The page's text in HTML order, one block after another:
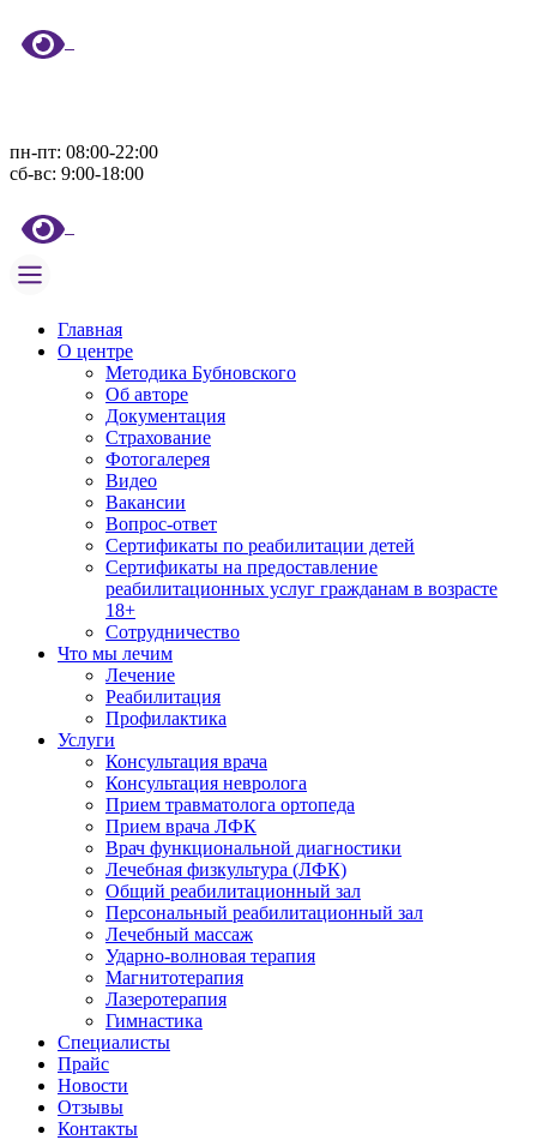
пн-пт: 08:00-22:00
сб-вс: 9:00-18:00
Главная
О центре
Методика Бубновского
Об авторе
Документация
Страхование
Фотогалерея
Видео
Вакансии
Вопрос-ответ
Сертификаты по реабилитации детей
Сертификаты на предоставление
реабилитационных услуг гражданам в возрасте
18+
Сотрудничество
Что мы лечим
Лечение
Реабилитация
Профилактика
Услуги
Консультация врача
Консультация невролога
Прием травматолога ортопеда
Прием врача ЛФК
Врач функциональной диагностики
Лечебная физкультура (ЛФК)
Общий реабилитационный зал
Персональный реабилитационный зал
Лечебный массаж
Ударно-волновая терапия
Магнитотерапия
Лазеротерапия
Гимнастика
Специалисты
Прайс
Новости
Отзывы
Контакты